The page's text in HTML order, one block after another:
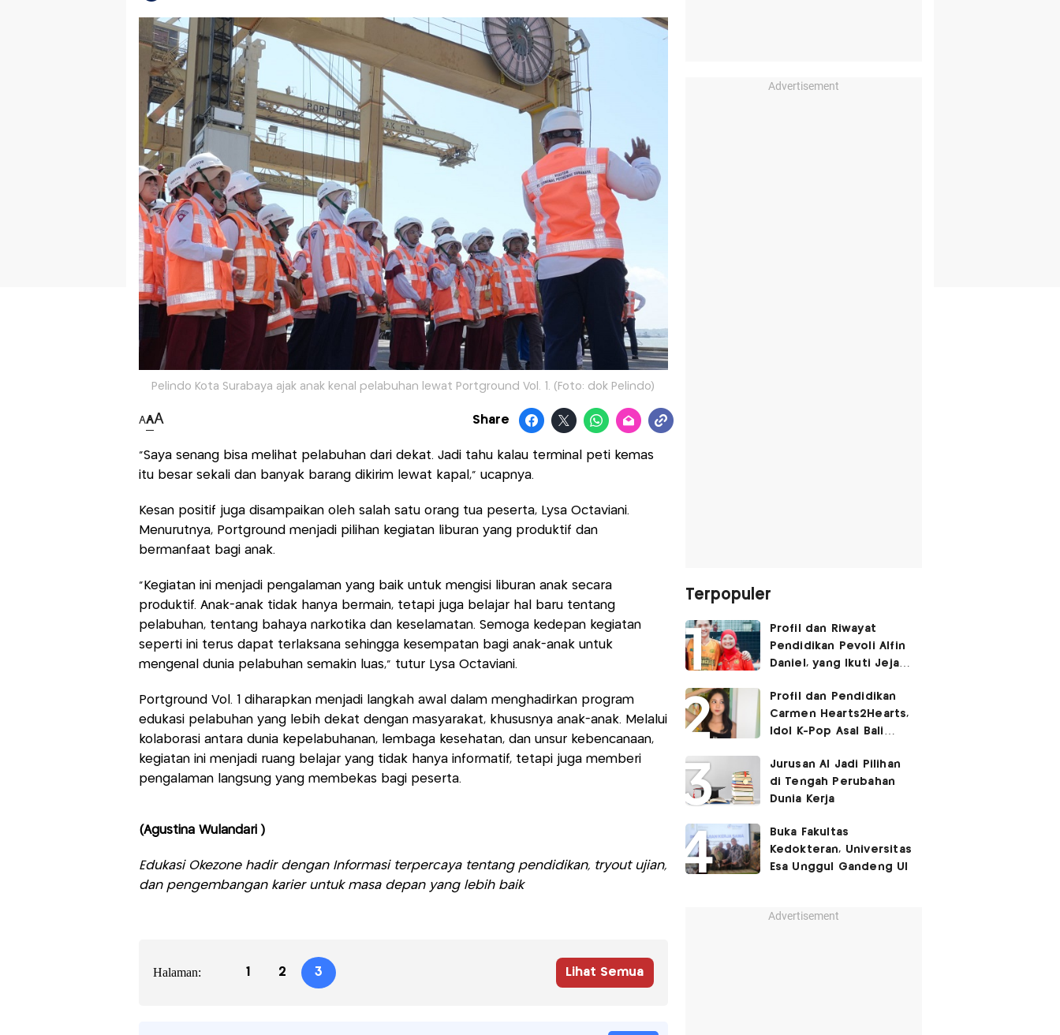
Pelindo Kota Surabaya ajak anak kenal pelabuhan lewat Portground Vol. 1. (Foto: dok Pelindo)
AAA Share
“Saya senang bisa melihat pelabuhan dari dekat. Jadi tahu kalau terminal peti kemas
itu besar sekali dan banyak barang dikirim lewat kapal,” ucapnya.
Kesan positif juga disampaikan oleh salah satu orang tua peserta, Lysa Octaviani.
Menurutnya, Portground menjadi pilihan kegiatan liburan yang produktif dan
bermanfaat bagi anak.
“Kegiatan ini menjadi pengalaman yang baik untuk mengisi liburan anak secara
produktif. Anak-anak tidak hanya bermain, tetapi juga belajar hal baru tentang
pelabuhan, tentang bahaya narkotika dan keselamatan. Semoga kedepan kegiatan
seperti ini terus dapat terlaksana sehingga kesempatan bagi anak-anak untuk
mengenal dunia pelabuhan semakin luas,” tutur Lysa Octaviani.
Portground Vol. 1 diharapkan menjadi langkah awal dalam menghadirkan program
edukasi pelabuhan yang lebih dekat dengan masyarakat, khususnya anak-anak. Melalui
kolaborasi antara dunia kepelabuhanan, lembaga kesehatan, dan unsur kebencanaan,
kegiatan ini menjadi ruang belajar yang tidak hanya informatif, tetapi juga memberi
pengalaman langsung yang membekas bagi peserta.
(Agustina Wulandari )
Edukasi Okezone hadir dengan Informasi terpercaya tentang pendidikan, tryout ujian,
dan pengembangan karier untuk masa depan yang lebih baik
Halaman: 1 2 3 Lihat Semua
Advertisement
Terpopuler
Profil dan Riwayat
Pendidikan Pevoli Alfin
Daniel, yang Ikuti Jejak
Pernah Main Bareng di
Proliga
Profil dan Pendidikan
Carmen Hearts2Hearts,
Idol K-Pop Asal Bali
Entertainment
Jurusan AI Jadi Pilihan
di Tengah Perubahan
Dunia Kerja
Buka Fakultas
Kedokteran, Universitas
Esa Unggul Gandeng UI
Advertisement